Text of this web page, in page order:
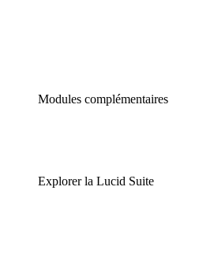
Modules complémentaires
Explorer la Lucid Suite